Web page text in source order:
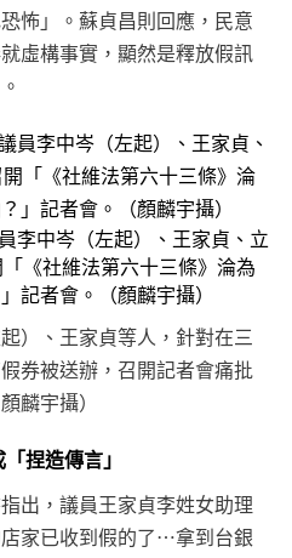
怖」。蘇貞昌則回應，民意
虛構事實，顯然是釋放假訊
李中岑（左起）、王家貞、立
《社維法第六十三條》淪為
記者會。（顏麟宇攝）
）、王家貞等人，針對在三
券被送辦，召開記者會痛批
麟宇攝）
捏造傳言」
出，議員王家貞李姓女助理
家已收到假的了⋯拿到台銀